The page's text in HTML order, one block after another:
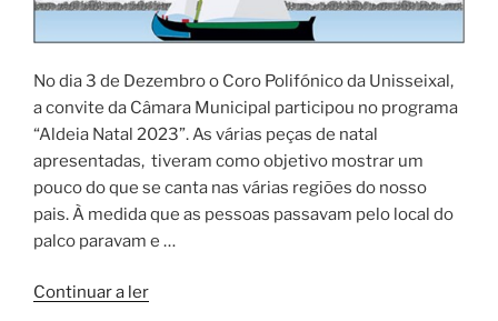
No dia 3 de Dezembro o Coro Polifónico da Unisseixal,
a convite da Câmara Municipal participou no programa
“Aldeia Natal 2023”. As várias peças de natal
apresentadas, tiveram como objetivo mostrar um
pouco do que se canta nas várias regiões do nosso
pais. À medida que as pessoas passavam pelo local do
palco paravam e …
Continuar a ler“Concerto